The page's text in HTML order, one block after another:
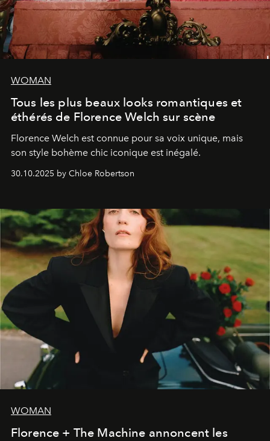
WOMAN
Tous les plus beaux looks romantiques et
éthérés de Florence Welch sur scène
Florence Welch est connue pour sa voix unique, mais
son style bohème chic iconique est inégalé.
30.10.2025 by Chloe Robertson
WOMAN
Florence + The Machine annoncent les